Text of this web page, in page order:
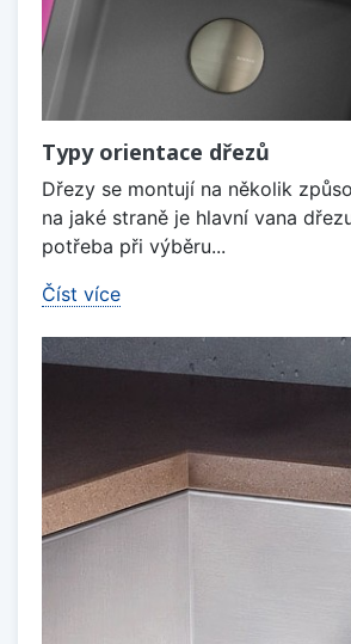
Typy orientace dřezů
Dřezy se montují na několik
na jaké straně je hlavní vana
potřeba při výběru...
Číst více